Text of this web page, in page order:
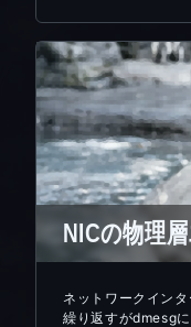
NICの物理
ネットワークイン
繰り返すがdmesg